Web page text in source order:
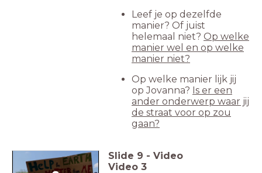
Leef je op dezelfde
manier? Of juist
helemaal niet? Op welke
manier wel en op welke
manier niet?
Op welke manier lijk jij
op Jovanna? Is er een
ander onderwerp waar jij
de straat voor op zou
gaan?
Slide 9 - Video
Video 3